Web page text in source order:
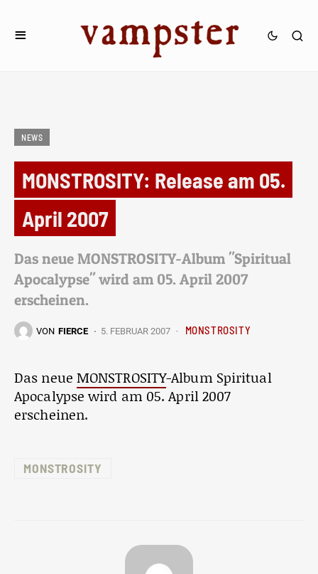
NEWS
MONSTROSITY: Release am 05.
April 2007
Das neue MONSTROSITY-Album "Spiritual
Apocalypse" wird am 05. April 2007
erscheinen.
VON FIERCE 5. FEBRUAR 2007 MONSTROSITY
Das neue MONSTROSITY-Album Spiritual
Apocalypse wird am 05. April 2007
erscheinen.
MONSTROSITY